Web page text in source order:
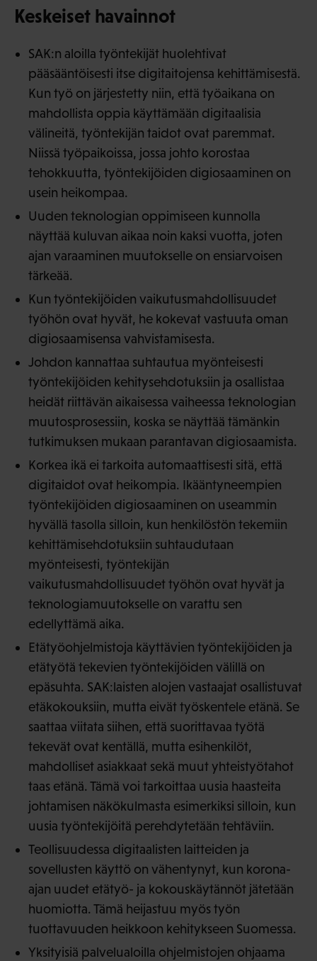
Keskeiset havainnot
SAK:n aloilla työntekijät huolehtivat
pääsääntöisesti itse digitaitojensa kehittämisestä.
Kun työ on järjestetty niin, että työaikana on
mahdollista oppia käyttämään digitaalisia
välineitä, työntekijän taidot ovat paremmat.
Niissä työpaikoissa, jossa johto korostaa
tehokkuutta, työntekijöiden digiosaaminen on
usein heikompaa.
Uuden teknologian oppimiseen kunnolla
näyttää kuluvan aikaa noin kaksi vuotta, joten
ajan varaaminen muutokselle on ensiarvoisen
tärkeää.
Kun työntekijöiden vaikutusmahdollisuudet
työhön ovat hyvät, he kokevat vastuuta oman
digiosaamisensa vahvistamisesta.
Johdon kannattaa suhtautua myönteisesti
työntekijöiden kehitysehdotuksiin ja osallistaa
heidät riittävän aikaisessa vaiheessa teknologian
muutosprosessiin, koska se näyttää tämänkin
tutkimuksen mukaan parantavan digiosaamista.
Korkea ikä ei tarkoita automaattisesti sitä, että
digitaidot ovat heikompia. Ikääntyneempien
työntekijöiden digiosaaminen on useammin
hyvällä tasolla silloin, kun henkilöstön tekemiin
kehittämisehdotuksiin suhtaudutaan
myönteisesti, työntekijän
vaikutusmahdollisuudet työhön ovat hyvät ja
teknologiamuutokselle on varattu sen
edellyttämä aika.
Etätyöohjelmistoja käyttävien työntekijöiden ja
etätyötä tekevien työntekijöiden välillä on
epäsuhta. SAK:laisten alojen vastaajat osallistuvat
etäkokouksiin, mutta eivät työskentele etänä. Se
saattaa viitata siihen, että suorittavaa työtä
tekevät ovat kentällä, mutta esihenkilöt,
mahdolliset asiakkaat sekä muut yhteistyötahot
taas etänä. Tämä voi tarkoittaa uusia haasteita
johtamisen näkökulmasta esimerkiksi silloin, kun
uusia työntekijöitä perehdytetään tehtäviin.
Teollisuudessa digitaalisten laitteiden ja
sovellusten käyttö on vähentynyt, kun korona-
ajan uudet etätyö- ja kokouskäytännöt jätetään
huomiotta. Tämä heijastuu myös työn
tuottavuuden heikkoon kehitykseen Suomessa.
Yksityisiä palvelualoilla ohjelmistojen ohjaama